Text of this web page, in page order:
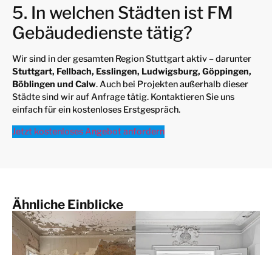
5. In welchen Städten ist FM
Gebäudedienste tätig?
Wir sind in der gesamten Region Stuttgart aktiv – darunter
Stuttgart, Fellbach, Esslingen, Ludwigsburg, Göppingen,
Böblingen und Calw. Auch bei Projekten außerhalb dieser
Städte sind wir auf Anfrage tätig. Kontaktieren Sie uns
einfach für ein kostenloses Erstgespräch.
Jetzt kostenloses Angebot anfordern
Ähnliche Einblicke